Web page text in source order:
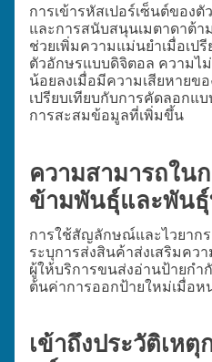
การเข้ารหัสเปอร์เซ็นต์ของ
และการสนับสนุนเมตาดาต้
ช่วยเพิ่มความแม่นยำเมื่อเป
ตัวอักษรแบบดิจิตอล ความไ
น้อยลงเมื่อมีความเสียหายข
เปรียบเทียบกับการคัดลอกแ
การสะสมข้อมูลที่เพิ่มขึ้น
ความสามารถใน
ข้ามพันธุ์และพันธุ์
การใช้สัญลักษณ์และไวยาก
ระบุการส่งสินค้าส่งเสริมคว
ผู้ให้บริการขนส่งอ่านป้ายกำ
ต้นค่าการออกป้ายใหม่เมื่อ
เข้าถึงประวัติเห